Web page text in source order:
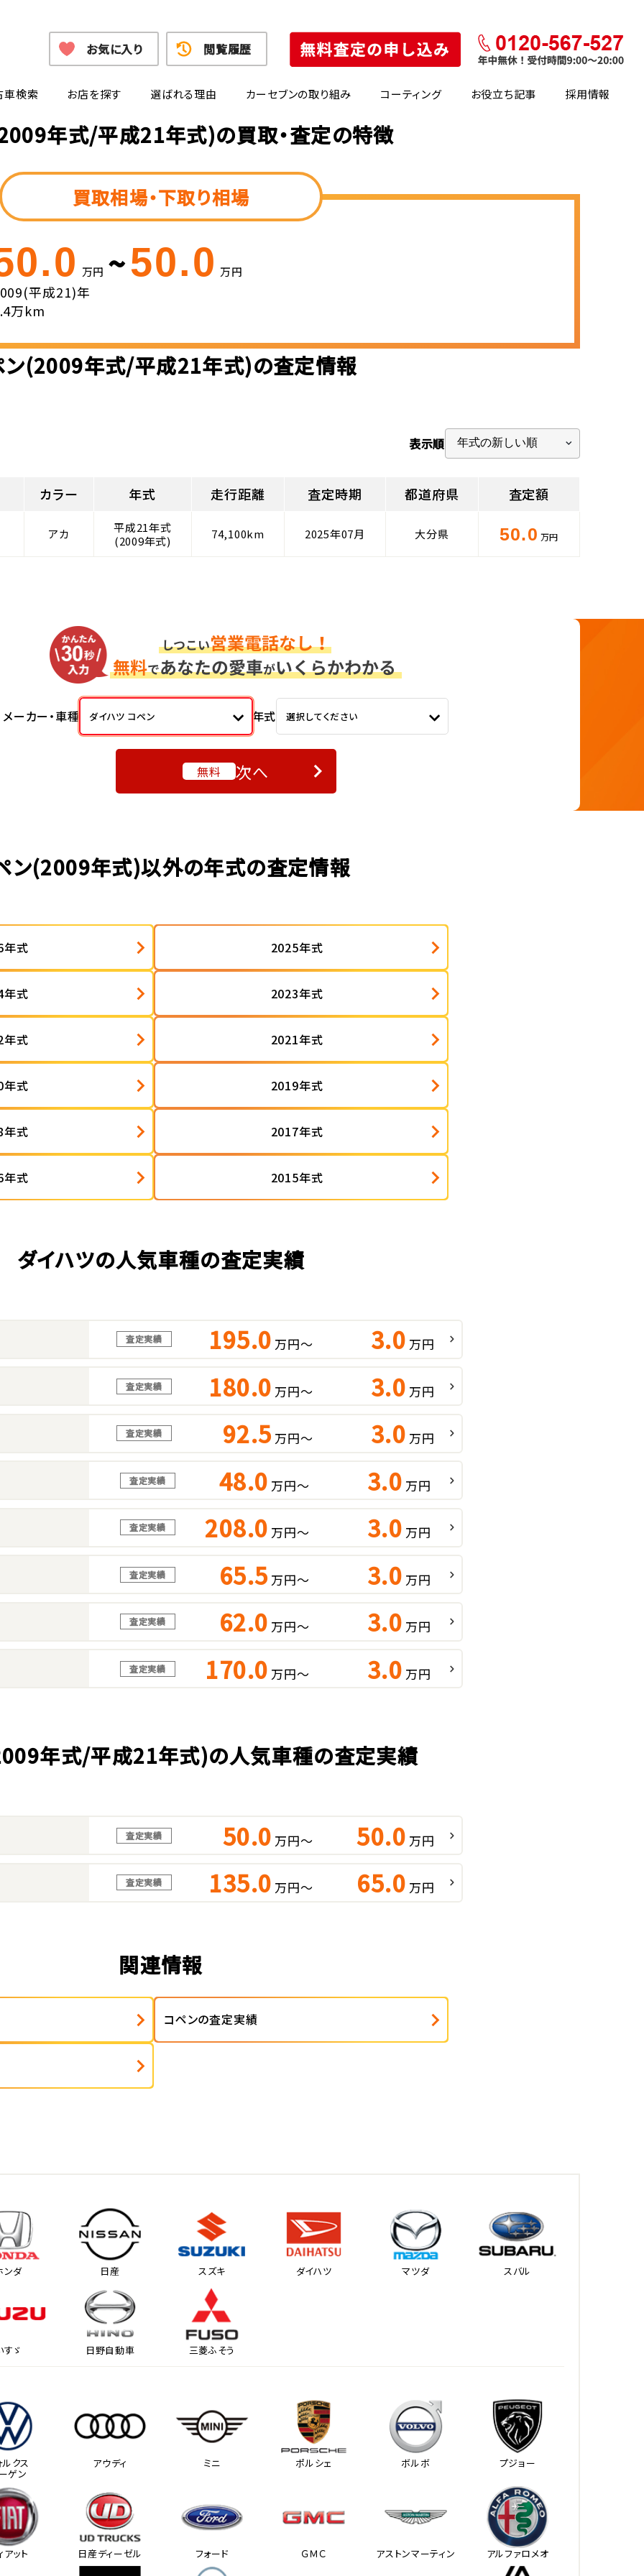
車検索 お店を探す 選ばれる理由 カーセブンの取り組み コーティング お役立ち記事 採用情報
お気に入り 閲覧履歴
年式/平成21年式)の買取・査定の特徴
買取相場・下取り相場
万円 ~50.0 万円
平成21)年
万km
ン(2009年式/平成21年式)の査定情報
表示順
カラー 年式 走行距離 査定時期 都道府県 査定額
アカ
平成21年式
(2009年式)
74,100km 2025年07月 大分県 50.0 万円
メーカー・車種 ダイハツ コペン 年式 選択してください
無料 次へ
ン(2009年式)以外の年式の査定情報
年式 2025年式
年式 2023年式
年式 2021年式
年式 2019年式
年式 2017年式
年式 2015年式
ダイハツの人気車種の査定実績
査定実績 195.0 万円～ 3.0 万円
査定実績 180.0 万円～ 3.0 万円
査定実績 92.5 万円～ 3.0 万円
査定実績 48.0 万円～ 3.0 万円
査定実績 208.0 万円～ 3.0 万円
査定実績 65.5 万円～ 3.0 万円
査定実績 62.0 万円～ 3.0 万円
査定実績 170.0 万円～ 3.0 万円
年式/平成21年式)の人気車種の査定実績
査定実績 50.0 万円～ 50.0 万円
査定実績 135.0 万円～ 65.0 万円
関連情報
コペンの査定実績
ンダ 日産 スズキ ダイハツ マツダ スバル
すゞ 日野自動車 三菱ふそう
ルクス
ゲン
アウディ ミニ ポルシェ ボルボ プジョー
アット 日産ディーゼル フォード ＧＭＣ アストンマーティン アルファロメオ